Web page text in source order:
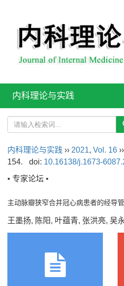
内科理论与实践
内科理论与实践 ›› 2021, Vol. 16 ››
154.
doi: 10.16138/j.1673-
• 专家论坛 •
主动脉瓣狭窄合并冠心病患者的经导
王墨扬, 陈阳, 叶蕴青, 张洪亮, 吴